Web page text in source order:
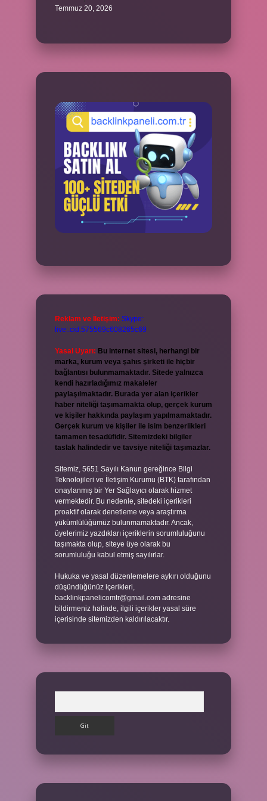
Temmuz 20, 2026
Reklam ve İletişim: Skype:
live:.cid.575569c608265c69
Yasal Uyarı: Bu internet sitesi, herhangi bir
marka, kurum veya şahıs şirketi ile hiçbir
bağlantısı bulunmamaktadır. Sitede yalnızca
kendi hazırladığımız makaleler
paylaşılmaktadır. Burada yer alan içerikler
haber niteliği taşımamakta olup, gerçek kurum
ve kişiler hakkında paylaşım yapılmamaktadır.
Gerçek kurum ve kişiler ile isim benzerlikleri
tamamen tesadüfidir. Sitemizdeki bilgiler
taslak halindedir ve tavsiye niteliği taşımazlar.
Sitemiz, 5651 Sayılı Kanun gereğince Bilgi
Teknolojileri ve İletişim Kurumu (BTK) tarafından
onaylanmış bir Yer Sağlayıcı olarak hizmet
vermektedir. Bu nedenle, sitedeki içerikleri
proaktif olarak denetleme veya araştırma
yükümlülüğümüz bulunmamaktadır. Ancak,
üyelerimiz yazdıkları içeriklerin sorumluluğunu
taşımakta olup, siteye üye olarak bu
sorumluluğu kabul etmiş sayılırlar.
Hukuka ve yasal düzenlemelere aykırı olduğunu
düşündüğünüz içerikleri,
backlinkpanelicomtr@gmail.com adresine
bildirmeniz halinde, ilgili içerikler yasal süre
içerisinde sitemizden kaldırılacaktır.